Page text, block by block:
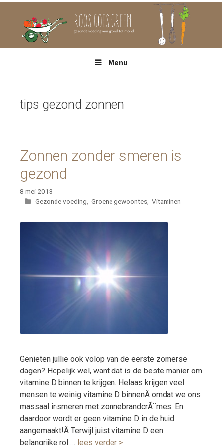
Menu
tips gezond zonnen
Zonnen zonder smeren is
gezond
8 mei 2013
Categorieën
Gezonde voeding, Groene gewoontes, Vitaminen
Genieten jullie ook volop van de eerste zomerse
dagen? Hopelijk wel, want dat is de beste manier om
vitamine D binnen te krijgen. Helaas krijgen veel
mensen te weinig vitamine D binnenÂ omdat we ons
massaal insmeren met zonnebrandcrÃ¨mes. En
daardoor wordt er geen vitamine D in de huid
aangemaakt!Â Terwijl juist vitamine D een
belangrijke rol … lees verder >